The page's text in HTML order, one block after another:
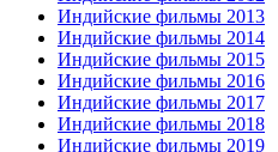
Индийские фильмы 2013
Индийские фильмы 2014
Индийские фильмы 2015
Индийские фильмы 2016
Индийские фильмы 2017
Индийские фильмы 2018
Индийские фильмы 2019